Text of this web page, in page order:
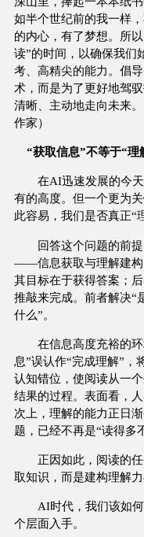
如半个世纪前的我一样
的内心，有了梦想。所
读”的时间，以确保我们
考、高精尖的能力。倡
术，而是为了更好地驾
清晰、主动地走向未来
作家）
“获取信息”不等于“理
在AI迅速发展的今天
有的高度。但一个更为
此容易，我们是否真正“
回答这个问题的前提
——信息获取与理解建构
其目标在于获得答案；
推敲来完成。前者解决“
什么”。
在信息高度充裕的环
息”误认作“完成理解”，
认知错位，使阅读从一
结果的过程。表面看，
次上，理解的能力正日
题，已经不再是“读得多
正因如此，阅读的任
取知识，而是建构理解力
AI时代，我们该如何
个层面入手。